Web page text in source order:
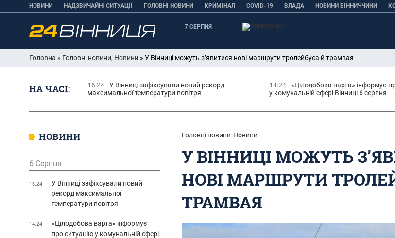
НОВИНИ НАДЗВИЧАЙНІ СИТУАЦІЇ ГОЛОВНІ НОВИНИ КРИМІНАЛ COVID-19 ВЛАДА НОВИНИ ВІННИЧЧИНИ
7 СЕРПНЯ
Головна » Головні новини, Новини » У Вінниці можуть з’явитися нові маршрути тролейбуса й трамвая
НА ЧАСІ: 16:24
У Вінниці зафіксували новий рекорд
максимальної температури повітря
14:24
«Цілодобова варта» інформує
у комунальній сфері Вінниці 6 серпня
Головні новини Новини
У ВІННИЦІ МОЖУТЬ
НОВІ МАРШРУТИ
ТРАМВАЯ
НОВИНИ
6 Серпня
16:24
У Вінниці зафіксували новий
рекорд максимальної
температури повітря
14:24
«Цілодобова варта» інформує
про ситуацію у комунальній сфері